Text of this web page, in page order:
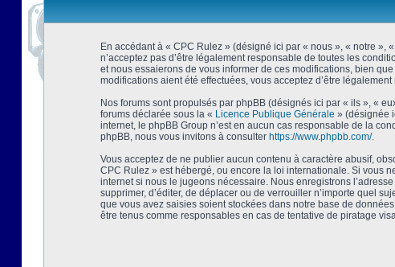
En accédant à « CPC Rulez » (désigné ici par « nous », « notre »,
n’acceptez pas d’être légalement responsable de toutes les
et nous essaierons de vous informer de ces modifications, bien
modifications aient été effectuées, vous acceptez d’être
Nos forums sont propulsés par phpBB (désignés ici par « ils », «
forums déclarée sous la « Licence Publique Générale » (désignée
internet, le phpBB Group n’est en aucun cas responsable de la
phpBB, nous vous invitons à consulter https://www.phpbb.com/.
Vous acceptez de ne publier aucun contenu à caractère abusif,
CPC Rulez » est hébergé, ou encore la loi internationale. Si vous
internet si nous le jugeons nécessaire. Nous enregistrons
supprimer, d’éditer, de déplacer ou de verrouiller n’importe quel
que vous avez saisies soient stockées dans notre base de
être tenus comme responsables en cas de tentative de piratage